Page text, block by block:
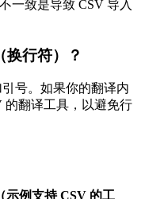
一致是导致 CSV 导入
换行符）？
号。如果你的翻译内
的翻译工具，以避免行
示例支持 CSV 的工